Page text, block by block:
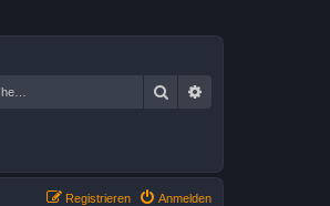
Suche
Anmelden
Registrieren